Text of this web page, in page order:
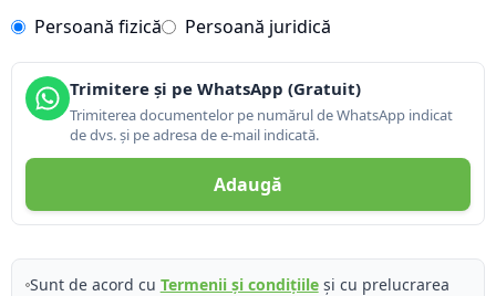
Persoană fizică
Persoană juridică
Trimitere și pe WhatsApp (Gratuit)
Trimiterea documentelor pe numărul de WhatsApp indicat
de dvs. și pe adresa de e-mail indicată.
Adaugă
Sunt de acord cu Termenii și condițiileși cu prelucrarea